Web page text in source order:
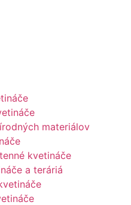
materiálov
kvetináče
a teráriá